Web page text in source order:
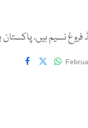
نسیم ہیں، پاکستان